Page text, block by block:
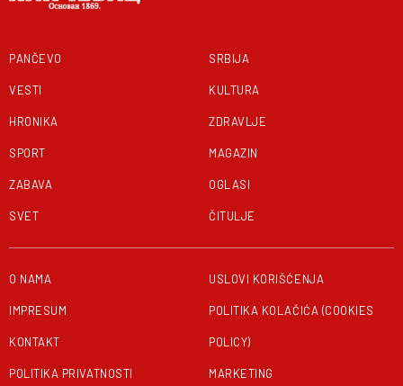
PANČEVO
VESTI
HRONIKA
SPORT
ZABAVA
SVET
SRBIJA
KULTURA
ZDRAVLJE
MAGAZIN
OGLASI
ČITULJE
O NAMA
IMPRESUM
KONTAKT
POLITIKA PRIVATNOSTI
USLOVI KORIŠĆENJA
POLITIKA KOLAČIĆA (COOKIES
POLICY)
MARKETING